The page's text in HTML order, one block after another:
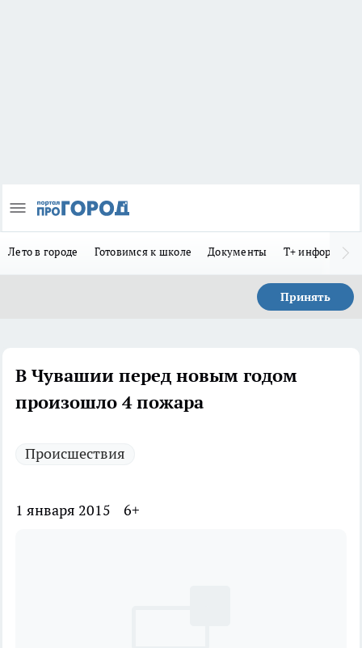
Лето в городе Готовимся к школе Документы Т+
Принять
В Чувашии перед новым годом
произошло 4 пожара
Происшествия
1 января 2015 6+